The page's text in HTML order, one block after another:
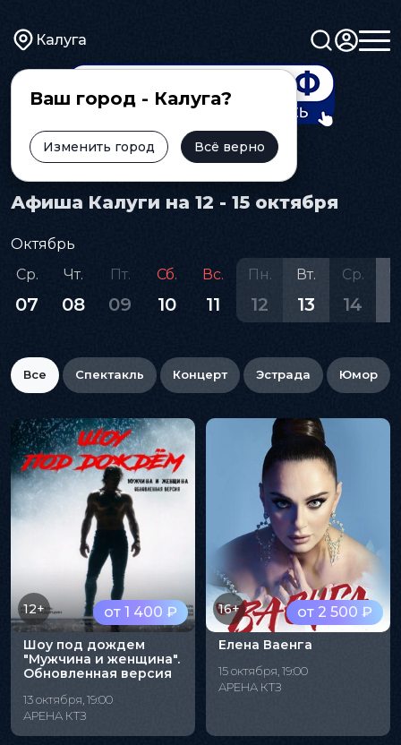
Калуга
Ваш город - Калуга?
Изменить город Всё верно
Главная Афиша
Афиша Калуги на 12 - 15 октября
Октябрь
Ср.
07
Чт.
08
Пт.
09
Сб.
10
Вс.
11
Пн.
12
Вт.
13
Ср.
14
Все Спектакль Концерт Эстрада Юмор
от 1 400 ₽
12+
Шоу под дождем
"Мужчина и женщина".
Обновленная версия
13 октября, 19:00
АРЕНА КТЗ
от 2 500 ₽
16+
Елена Ваенга
15 октября, 19:00
АРЕНА КТЗ